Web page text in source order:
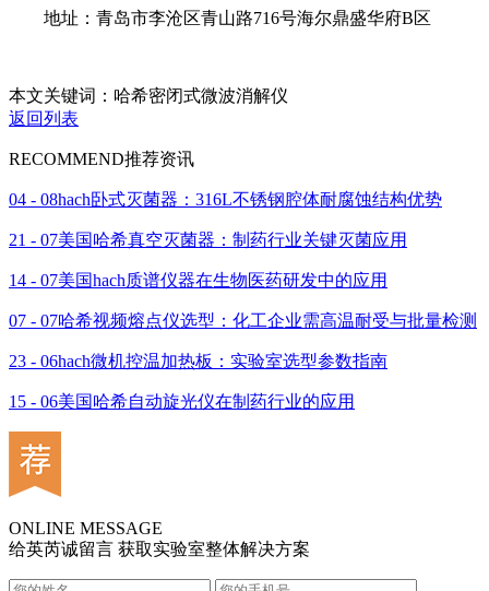
地址：青岛市李沧区青山路716号海尔鼎盛华府B区
本文关键词：哈希密闭式微波消解仪
返回列表
RECOMMEND推荐资讯
04 - 08hach卧式灭菌器：316L不锈钢腔体耐腐蚀结构优势
21 - 07美国哈希真空灭菌器：制药行业关键灭菌应用
14 - 07美国hach质谱仪器在生物医药研发中的应用
07 - 07哈希视频熔点仪选型：化工企业需高温耐受与批量检测
23 - 06hach微机控温加热板：实验室选型参数指南
15 - 06美国哈希自动旋光仪在制药行业的应用
ONLINE MESSAGE
给英芮诚留言 获取实验室整体解决方案